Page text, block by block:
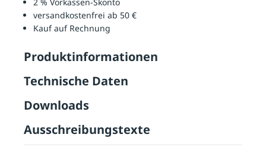
versandkostenfrei ab 50 €
Kauf auf Rechnung
Produktinformationen
Technische Daten
Downloads
Ausschreibungstexte